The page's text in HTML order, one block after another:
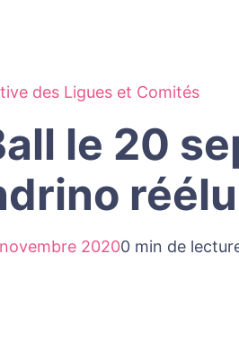
des Ligues et Comités
le 20
20200 min de